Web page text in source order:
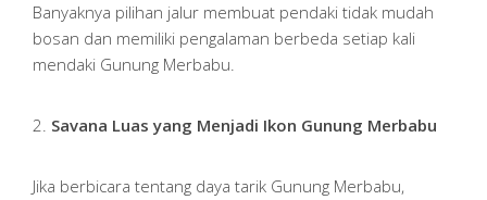
Banyaknya pilihan jalur membuat pendaki tidak mudah
bosan dan memiliki pengalaman berbeda setiap kali
mendaki Gunung Merbabu.
2. Savana Luas yang Menjadi Ikon Gunung Merbabu
Jika berbicara tentang daya tarik Gunung Merbabu,